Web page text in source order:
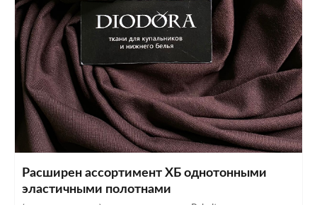
Расширен ассортимент ХБ однотонными
эластичными полотнами